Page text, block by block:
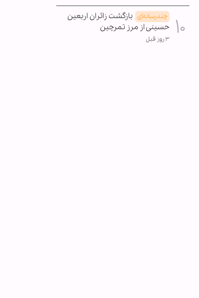
چندرسانه‌ای بازگشت زائران اربعین
حسینی از مرز تمرچین
۳ روز قبل